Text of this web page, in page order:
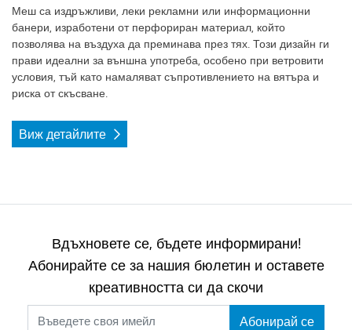
Меш са издръжливи, леки рекламни или информационни
банери, изработени от перфориран материал, който
позволява на въздуха да преминава през тях. Този дизайн ги
прави идеални за външна употреба, особено при ветровити
условия, тъй като намаляват съпротивлението на вятъра и
риска от скъсване.
Виж детайлите
Вдъхновете се, бъдете информирани!
Абонирайте се за нашия бюлетин и оставете
креативността си да скочи
Абонирай се